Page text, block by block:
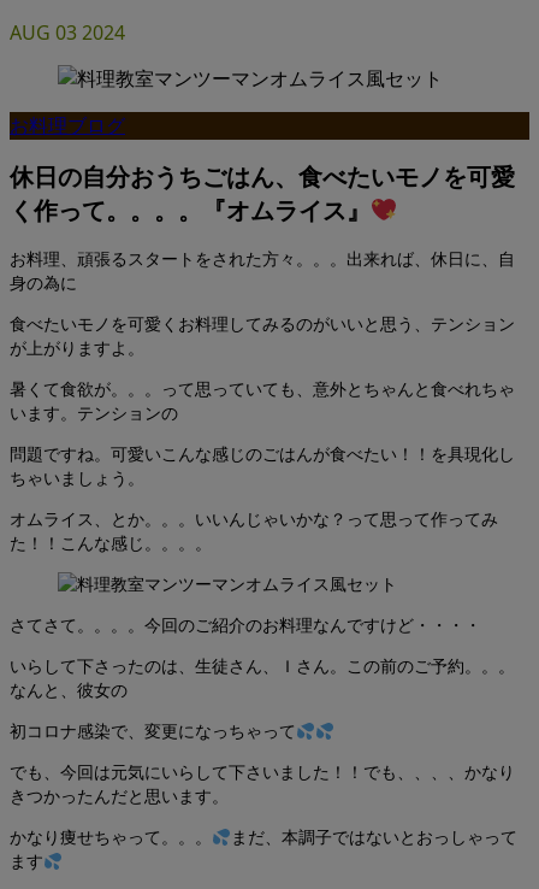
AUG 032024
お料理ブログ
休日の自分おうちごはん、食べたいモノを可愛
く作って。。。。『オムライス』
お料理、頑張るスタートをされた方々。。。出来れば、休日に、自
身の為に
食べたいモノを可愛くお料理してみるのがいいと思う、テンション
が上がりますよ。
暑くて食欲が。。。って思っていても、意外とちゃんと食べれちゃ
います。テンションの
問題ですね。可愛いこんな感じのごはんが食べたい！！を具現化し
ちゃいましょう。
オムライス、とか。。。いいんじゃいかな？って思って作ってみ
た！！こんな感じ。。。。
さてさて。。。。今回のご紹介のお料理なんですけど・・・・
いらして下さったのは、生徒さん、Ｉさん。この前のご予約。。。
なんと、彼女の
初コロナ感染で、変更になっちゃって
でも、今回は元気にいらして下さいました！！でも、、、、かなり
きつかったんだと思います。
かなり痩せちゃって。。。
まだ、本調子ではないとおっしゃって
ます